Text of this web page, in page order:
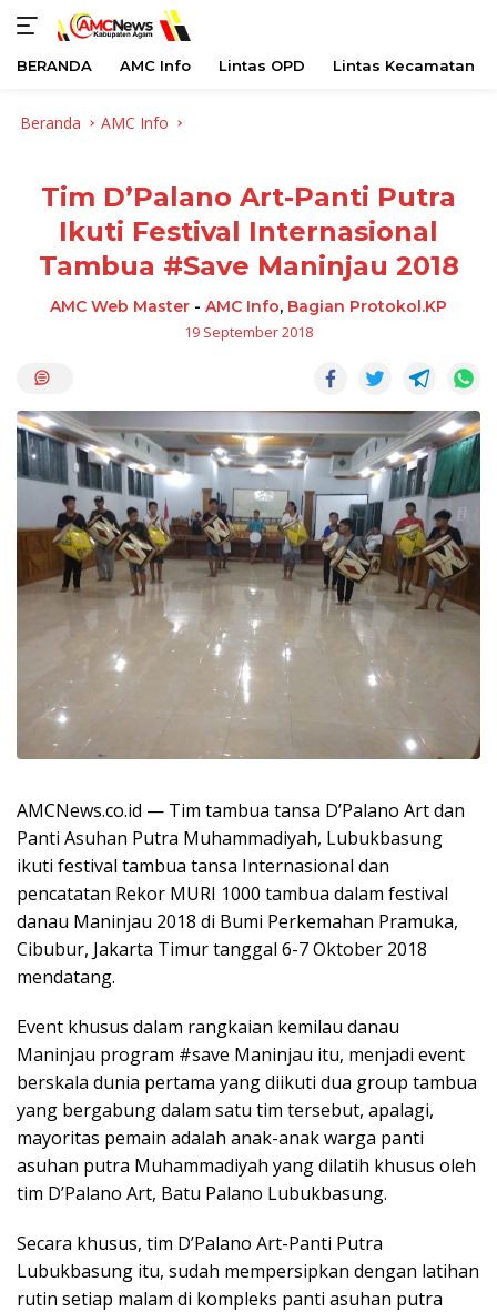
BERANDA AMC Info Lintas OPD Lintas Kecamatan
Beranda AMC Info
Tim D’Palano Art-Panti Putra
Ikuti Festival Internasional
Tambua #Save Maninjau 2018
AMC Web Master - AMC Info, Bagian Protokol.KP
19 September 2018
AMCNews.co.id — Tim tambua tansa D’Palano Art dan
Panti Asuhan Putra Muhammadiyah, Lubukbasung
ikuti festival tambua tansa Internasional dan
pencatatan Rekor MURI 1000 tambua dalam festival
danau Maninjau 2018 di Bumi Perkemahan Pramuka,
Cibubur, Jakarta Timur tanggal 6-7 Oktober 2018
mendatang.
Event khusus dalam rangkaian kemilau danau
Maninjau program #save Maninjau itu, menjadi event
berskala dunia pertama yang diikuti dua group tambua
yang bergabung dalam satu tim tersebut, apalagi,
mayoritas pemain adalah anak-anak warga panti
asuhan putra Muhammadiyah yang dilatih khusus oleh
tim D’Palano Art, Batu Palano Lubukbasung.
Secara khusus, tim D’Palano Art-Panti Putra
Lubukbasung itu, sudah mempersipkan dengan latihan
rutin setiap malam di kompleks panti asuhan putra